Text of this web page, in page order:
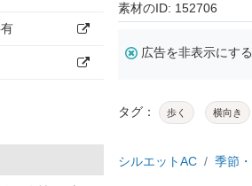
素材のID: 152706
広告を非表示にする
タグ： 歩く 横向き
シルエットAC 季節